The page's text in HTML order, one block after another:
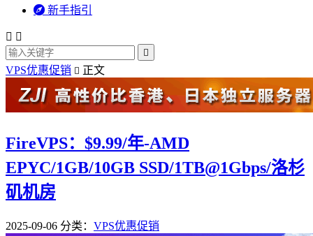
 新手指引
 

VPS优惠促销  正文
FireVPS：$9.99/年-AMD
EPYC/1GB/10GB SSD/1TB@1Gbps/洛杉
矶机房
2025-09-06 分类： VPS优惠促销